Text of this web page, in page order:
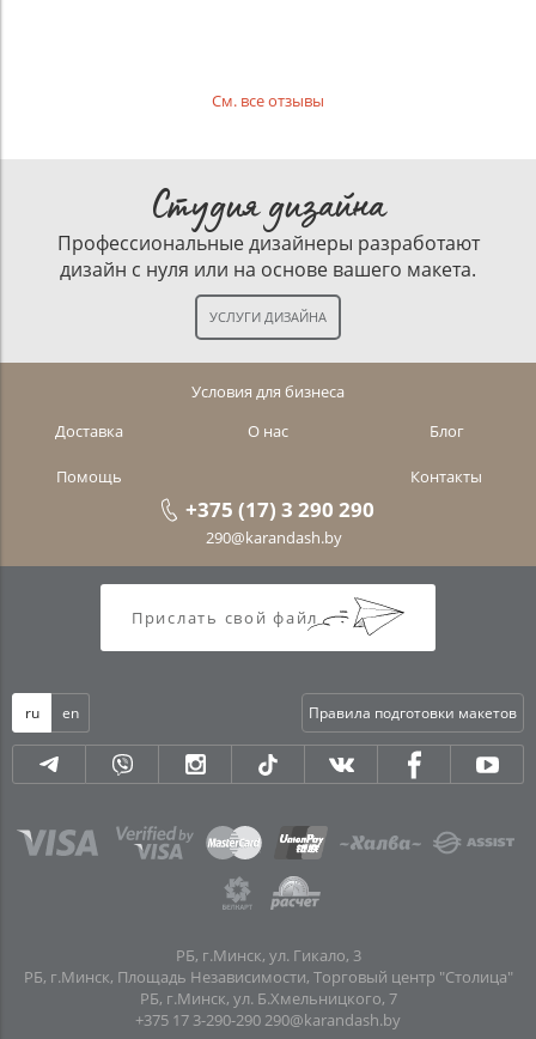
См. все отзывы
Студия дизайна
Профессиональные дизайнеры разработают
дизайн с нуля или на основе вашего макета.
Условия для бизнеса
Доставка
О нас Блог
Помощь Контакты
+375 (17) 3 290 290
290@karandash.by
Прислать свой файл
ru en Правила подготовки макетов
РБ, г.Минск, ул. Гикало, 3
РБ, г.Минск, Площадь Независимости, Торговый центр "Столица"
РБ, г.Минск, ул. Б.Хмельницкого, 7
+375 17 3-290-290 290@karandash.by